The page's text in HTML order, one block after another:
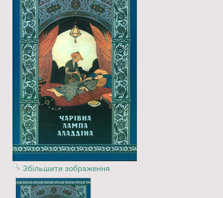
Збільшити зображення